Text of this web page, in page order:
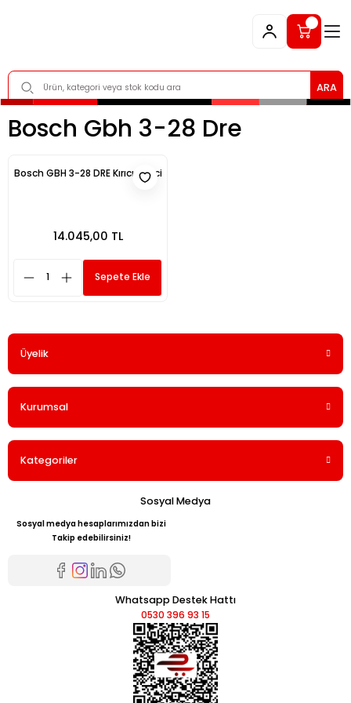
ARA
Bosch Gbh 3-28 Dre
Bosch GBH 3-28 DRE Kırıcı Delici
14.045,00 TL
Sepete Ekle
Üyelik
Kurumsal
Kategoriler
Sosyal Medya
Sosyal medya hesaplarımızdan bizi
Takip edebilirsiniz!
Whatsapp Destek Hattı
0530 396 93 15